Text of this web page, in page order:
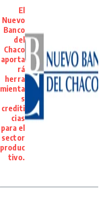
El
Nuevo
Banco
del
Chaco
aporta
rá
herra
mienta
s
crediti
cias
para el
sector
produc
tivo.